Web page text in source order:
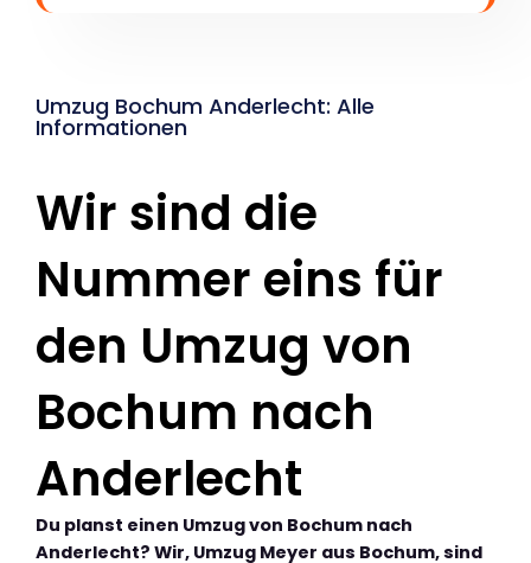
Umzug Bochum Anderlecht: Alle
Informationen
Wir sind die
Nummer eins für
den Umzug von
Bochum nach
Anderlecht
Du planst einen Umzug von Bochum nach
Anderlecht? Wir, Umzug Meyer aus Bochum, sind